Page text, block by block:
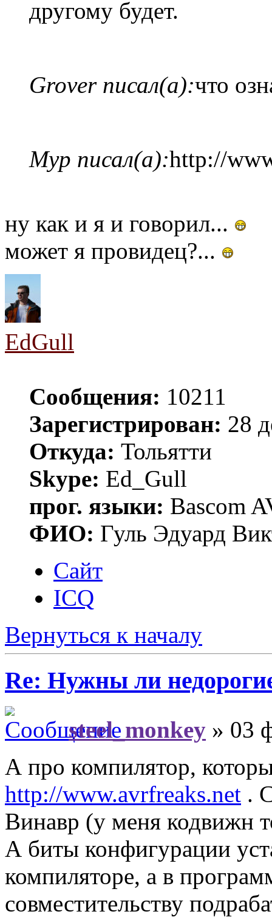
другому будет.
Grover писал(а):что
Myp писал(а):http://
ну как и я и говорил...
может я провидец?...
EdGull
Сообщения: 10211
Зарегистрирован: 28
Откуда: Тольятти
Skype: Ed_Gull
прог. языки: Bascom
ФИО: Гуль Эдуард
Сайт
ICQ
Вернуться к началу
Re: Нужны ли
steel_monkey » 03
А про компилятор,
http://www.avrfreaks.net .
Винавр (у меня кодвижн
А биты конфигурации
компиляторе, а в
совместительству